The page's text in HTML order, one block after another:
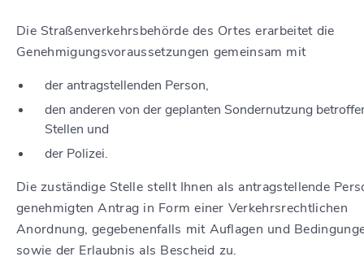
Die Straßenverkehrsbehörde des Ortes erarbeitet die
Genehmigungsvoraussetzungen gemeinsam mit
der antragstellenden Person,
den anderen von der geplanten Sondernutzung
Stellen und
der Polizei.
Die zuständige Stelle stellt Ihnen als antragstellende
genehmigten Antrag in Form einer Verkehrsrechtlichen
Anordnung, gegebenenfalls mit Auflagen und
sowie der Erlaubnis als Bescheid zu.